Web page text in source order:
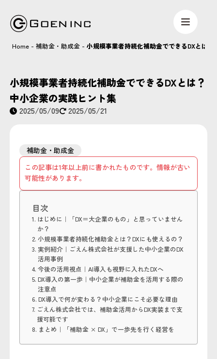
Home - 補助金・助成金 - 小規模事業者持続化補助金でできるDXとは
小規模事業者持続化補助金でできるDXとは？
中小企業の実践ヒント集
2025/05/09 2025/05/21
補助金・助成金
この記事は1年以上前に書かれたものです。情報が古い
可能性があります。
目次
はじめに｜「DX＝大企業のもの」と思っていません
か？
小規模事業者持続化補助金とは？DXにも使えるの？
実例紹介｜ごえん株式会社が支援した中小企業のDX
活用事例
今後の活用視点｜AI導入も視野に入れたDXへ
DX導入の第一歩｜中小企業が補助金を活用する際の
注意点
DX導入で何が変わる？中小企業にこそ必要な理由
ごえん株式会社では、補助金活用からDX実装まで支
援可能です
まとめ｜「補助金 × DX」で一歩先を行く経営を